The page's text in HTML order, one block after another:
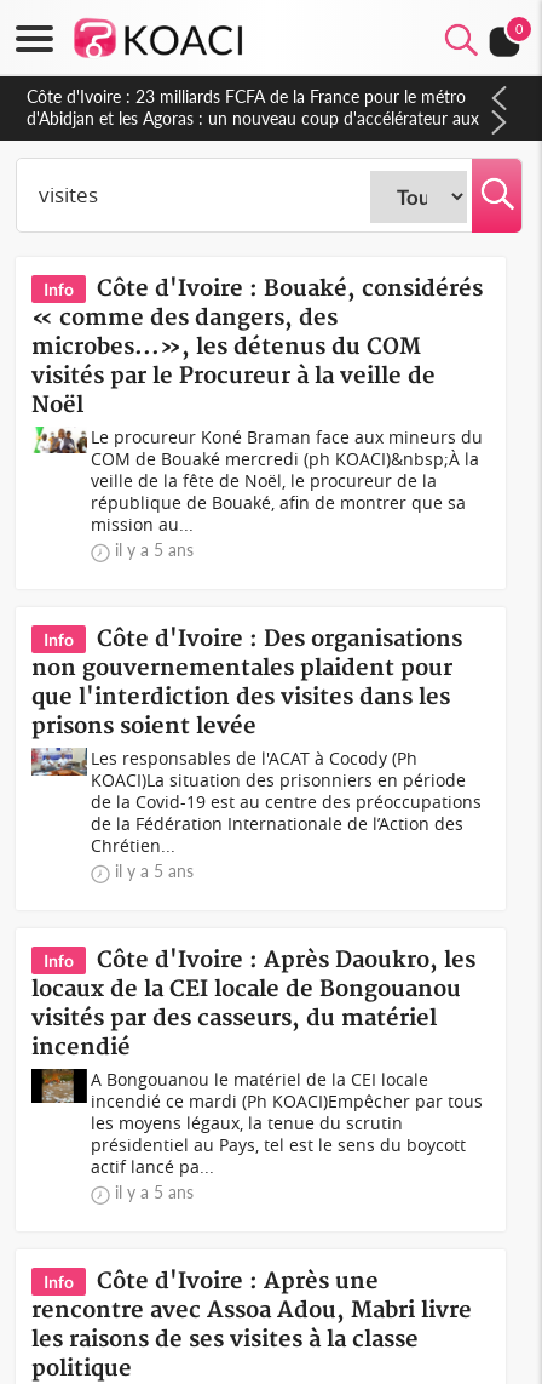
0
Côte d'Ivoire : 23 milliards FCFA de la France pour le métro
d'Abidjan et les Agoras : un nouveau coup d'accélérateur aux
projets structurants
Info
Côte d'Ivoire : Bouaké, considérés
« comme des dangers, des
microbes...», les détenus du COM
visités par le Procureur à la veille de
Noël
Le procureur Koné Braman face aux mineurs du
COM de Bouaké mercredi (ph KOACI)&nbsp;À la
veille de la fête de Noël, le procureur de la
république de Bouaké, afin de montrer que sa
mission au...
il y a 5 ans
Info
Côte d'Ivoire : Des organisations
non gouvernementales plaident pour
que l'interdiction des visites dans les
prisons soient levée
Les responsables de l'ACAT à Cocody (Ph
KOACI)La situation des prisonniers en période
de la Covid-19 est au centre des préoccupations
de la Fédération Internationale de l’Action des
Chrétien...
il y a 5 ans
Info
Côte d'Ivoire : Après Daoukro, les
locaux de la CEI locale de Bongouanou
visités par des casseurs, du matériel
incendié
A Bongouanou le matériel de la CEI locale
incendié ce mardi (Ph KOACI)Empêcher par tous
les moyens légaux, la tenue du scrutin
présidentiel au Pays, tel est le sens du boycott
actif lancé pa...
il y a 5 ans
Info
Côte d'Ivoire : Après une
rencontre avec Assoa Adou, Mabri livre
les raisons de ses visites à la classe
politique